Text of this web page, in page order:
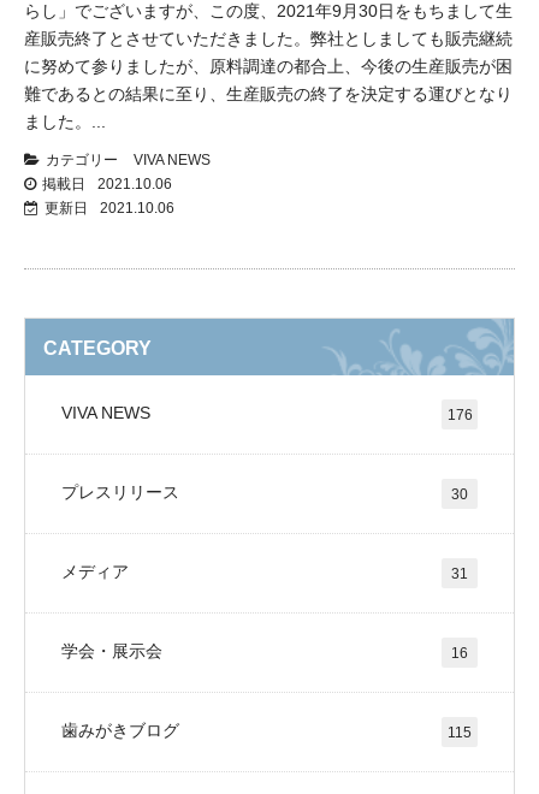
らし」でございますが、この度、2021年9月30日をもちまして生
産販売終了とさせていただきました。弊社としましても販売継続
に努めて参りましたが、原料調達の都合上、今後の生産販売が困
難であるとの結果に至り、生産販売の終了を決定する運びとなり
ました。...
カテゴリー
VIVA NEWS
掲載日
2021.10.06
更新日
2021.10.06
CATEGORY
VIVA NEWS 176
プレスリリース 30
メディア 31
学会・展示会 16
歯みがきブログ 115